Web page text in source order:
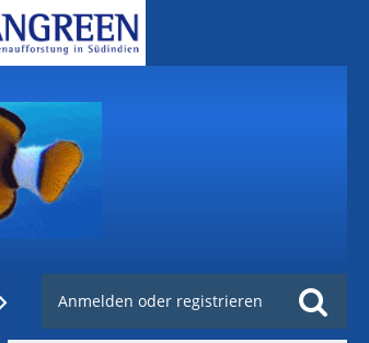
Weblinks Nachzuchtenregister.de
Anmelden oder registrieren